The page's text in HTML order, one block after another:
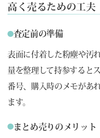
高く売るための工夫
査定前の準備
表面に付着した粉塵や汚
量を整理して持参すると
番号、購入時のメモがあ
ます。
まとめ売りのメリット